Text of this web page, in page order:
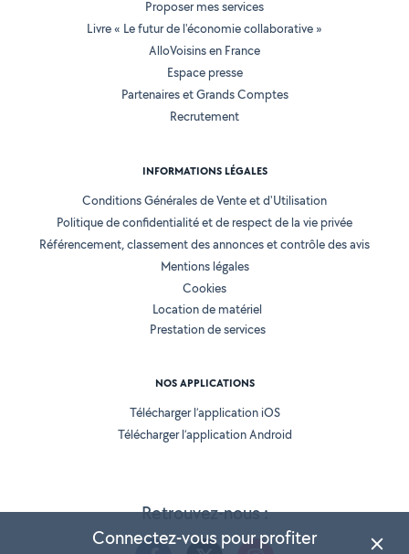
Retrouvez-nous :
Proposer mes services
Livre « Le futur de l'économie collaborative »
AlloVoisins en France
Espace presse
Partenaires et Grands Comptes
Recrutement
INFORMATIONS LÉGALES
Conditions Générales de Vente et d'Utilisation
Politique de confidentialité et de respect de la vie privée
Référencement, classement des annonces et contrôle des avis
Mentions légales
Cookies
Location de matériel
Prestation de services
NOS APPLICATIONS
Télécharger l’application iOS
Télécharger l’application Android
Connectez-vous pour profiter